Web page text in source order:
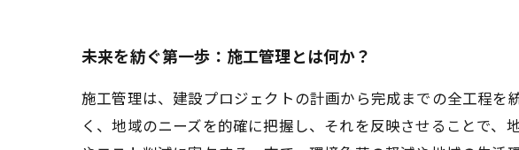
未来を紡ぐ第一歩：施工管理とは何か？
施工管理は、建設プロジェクトの計画から完成までの全工程
く、地域のニーズを的確に把握し、それを反映させることで